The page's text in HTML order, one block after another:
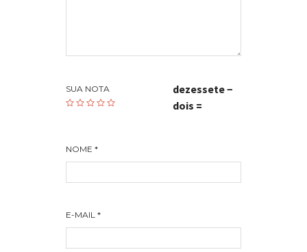
SUA NOTA
NOME *
E-MAIL *
dezessete −
dois =